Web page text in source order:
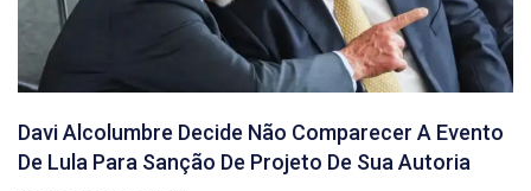
Davi Alcolumbre Decide Não Comparecer A Evento
De Lula Para Sanção De Projeto De Sua Autoria